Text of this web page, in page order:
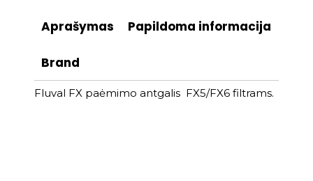
Aprašymas Papildoma informacija
Brand
Fluval FX paėmimo antgalis FX5/FX6 filtrams.